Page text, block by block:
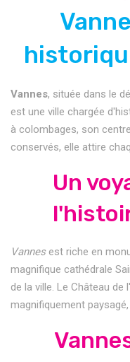
Vannes, située dans le
est une ville chargée
à colombages, son
conservés, elle attire
Un
Vannesest riche en
magnifique cathédrale
de la ville. Le Château de
magnifiquement